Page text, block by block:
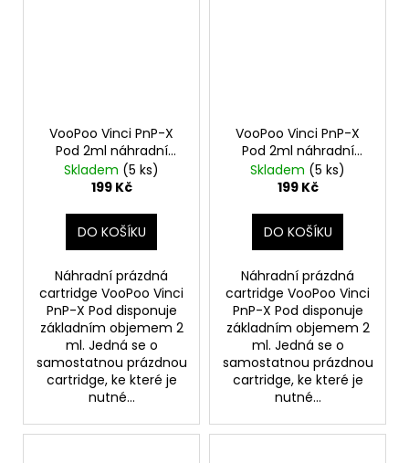
VooPoo Vinci PnP-X
Pod 2ml náhradní
cartridge prázdná 2ks
styl potahu DTL
Skladem (5 ks)
199 Kč
DO KOŠÍKU
Náhradní prázdná
cartridge VooPoo Vinci
PnP-X Pod disponuje
základním objemem 2
ml. Jedná se o
samostatnou prázdnou
cartridge, ke které je
nutné...
VooPoo Vinci PnP-X
Pod 2ml náhradní
cartridge prázdná 2ks
styl potahu MTL
Skladem (5 ks)
199 Kč
DO KOŠÍKU
Náhradní prázdná
cartridge VooPoo Vinci
PnP-X Pod disponuje
základním objemem 2
ml. Jedná se o
samostatnou prázdnou
cartridge, ke které je
nutné...